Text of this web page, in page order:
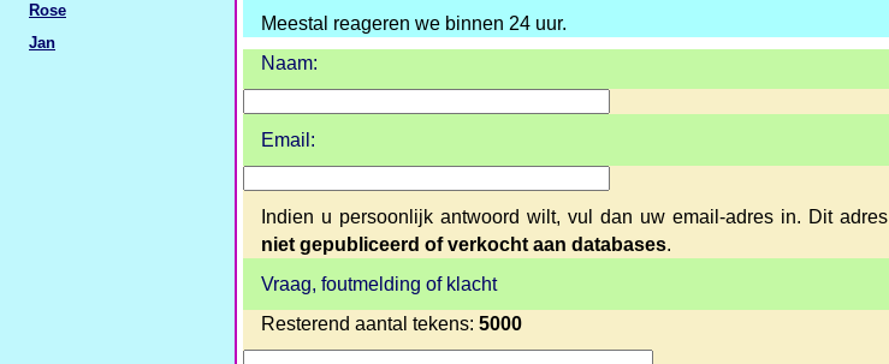
Meestal reageren we binnen 24 uur.
Naam:
Email:
Indien u persoonlijk antwoord wilt, vul dan uw email-adres in. Dit adres
niet gepubliceerd of verkocht aan databases.
Vraag, foutmelding of klacht
Resterend aantal tekens: 5000
Rose
Jan